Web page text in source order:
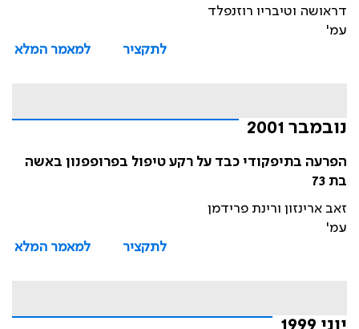
דראושה וטיבריו רוזנפלד
עמ'
לתקציר
למאמר המלא
נובמבר 2001
הפרעה בתיפקודי כבד על רקע טיפול בפרופפנון באשה
בת 73
זאב ארינזון ורינת פרידמן
עמ'
לתקציר
למאמר המלא